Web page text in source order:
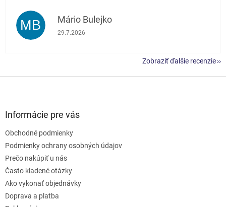
MB Mário Bulejko
Hodnotenie obchodu je 5 z 5 hviezdičiek.
29.7.2026
Zobraziť ďalšie recenzie
Informácie pre vás
Obchodné podmienky
Podmienky ochrany osobných údajov
Prečo nakúpiť u nás
Často kladené otázky
Ako vykonať objednávky
Doprava a platba